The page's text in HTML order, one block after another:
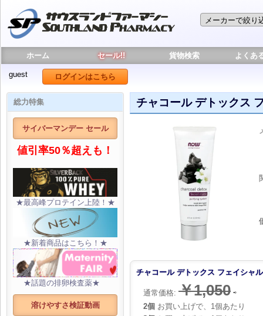
ホーム セール!! 貨物検索 よくあ
guest ログインはこちら
総力特集
サイバーマンデー セール
値引率50％超えも！
★最高峰プロテイン上陸！★
★新着商品はこちら！★
★話題の排卵検査薬★
溶けやすさ検証動画
チャコール デトックス
チャコール デトックス フェイシャ
通常価格: ￥1,050 ⇨
2個 お買い上げで、1個あたり